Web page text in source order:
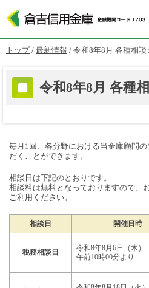
このページの本文へ
現
位
置：
トップ / 最新情報 / 令和8年8月 各種相談
令和8年8月 各種
毎月1回、各分野における当金庫顧問
だくことができます。
相談日は下記のとおりです。
相談料は無料となっておりますので、
ご利用ください。
相談日 開催日時
税務相談日
令和8年8月6日（木）
午前10時00分より